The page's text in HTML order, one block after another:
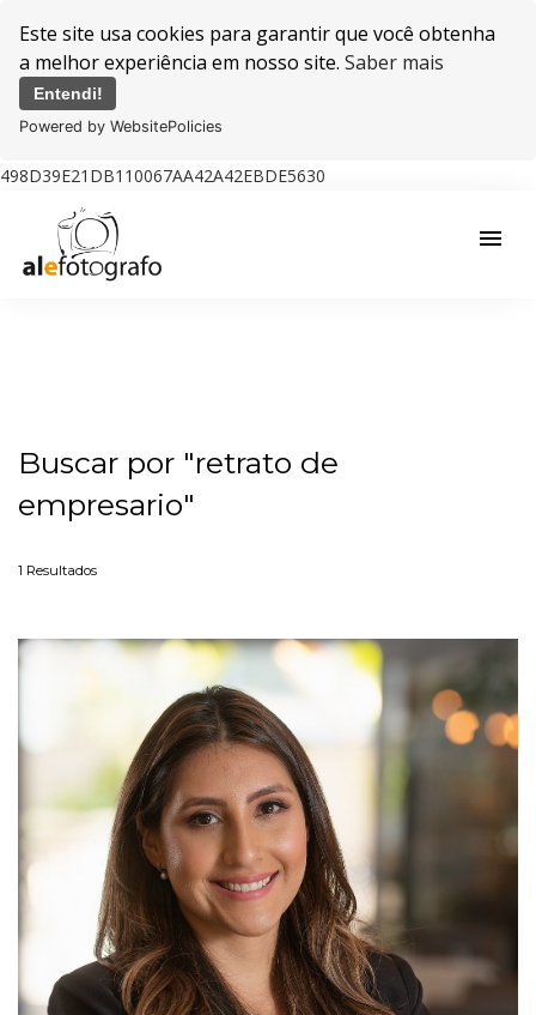
Este site usa cookies para garantir que você obtenha
a melhor experiência em nosso site. Saber mais
Entendi!
Powered by WebsitePolicies
498D39E21DB110067AA42A42EBDE5630
menu
Buscar por "retrato de
empresario"
1 Resultados